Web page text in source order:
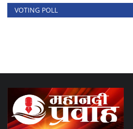
VOTING POLL